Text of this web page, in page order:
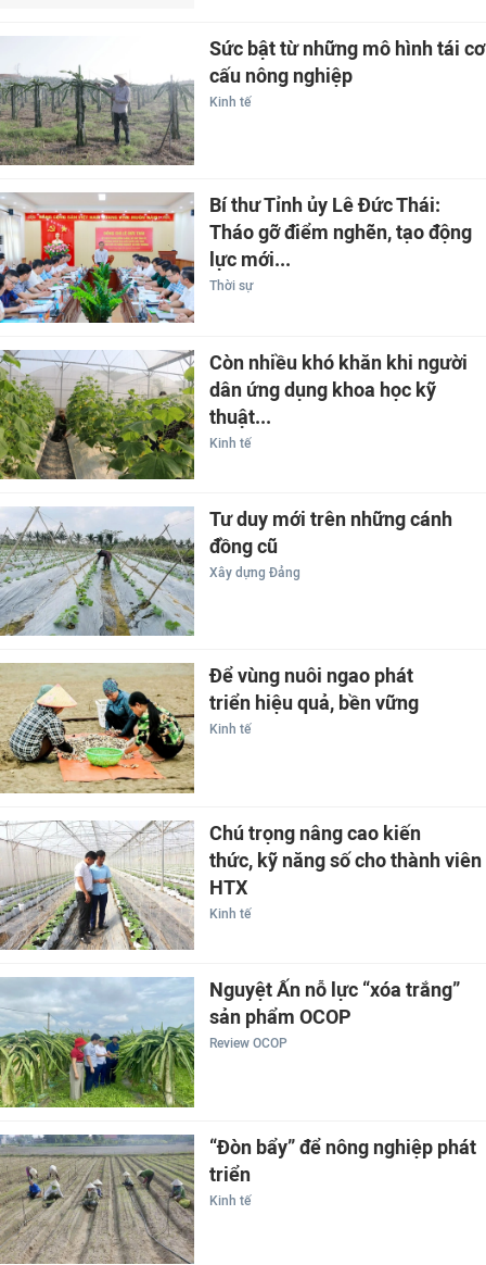
Sức bật từ những mô hình tái cơ
cấu nông nghiệp
Kinh tế
Bí thư Tỉnh ủy Lê Đức Thái:
Tháo gỡ điểm nghẽn, tạo động
lực mới...
Thời sự
Còn nhiều khó khăn khi người
dân ứng dụng khoa học kỹ
thuật...
Kinh tế
Tư duy mới trên những cánh
đồng cũ
Xây dựng Đảng
Để vùng nuôi ngao phát
triển hiệu quả, bền vững
Kinh tế
Chú trọng nâng cao kiến
thức, kỹ năng số cho thành viên
HTX
Kinh tế
Nguyệt Ấn nỗ lực “xóa trắng”
sản phẩm OCOP
Review OCOP
“Đòn bẩy” để nông nghiệp phát
triển
Kinh tế